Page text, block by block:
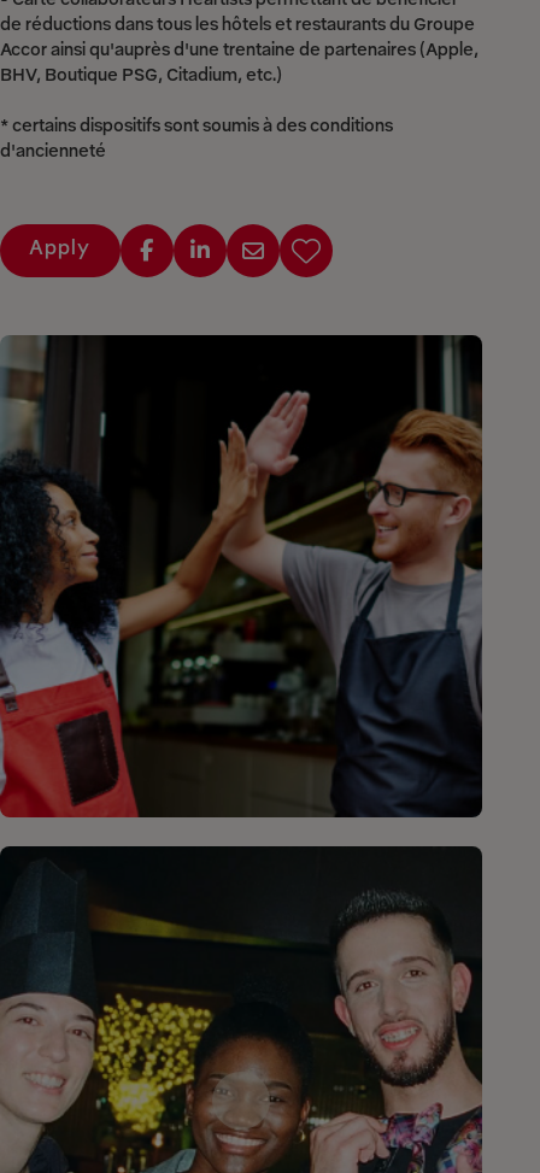
de réductions dans tous les hôtels et restaurants du Groupe
Accor ainsi qu'auprès d'une trentaine de partenaires (Apple,
BHV, Boutique PSG, Citadium, etc.)
* certains dispositifs sont soumis à des conditions
d'ancienneté
Apply